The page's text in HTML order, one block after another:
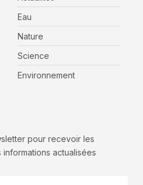
Eau
Nature
Science
Environnement
pour recevoir les
actualisées